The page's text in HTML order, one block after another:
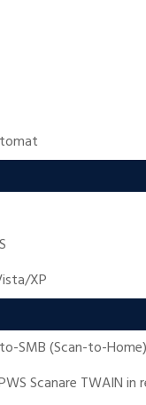
XP
SMB (Scan-to-
Scanare TWAIN in